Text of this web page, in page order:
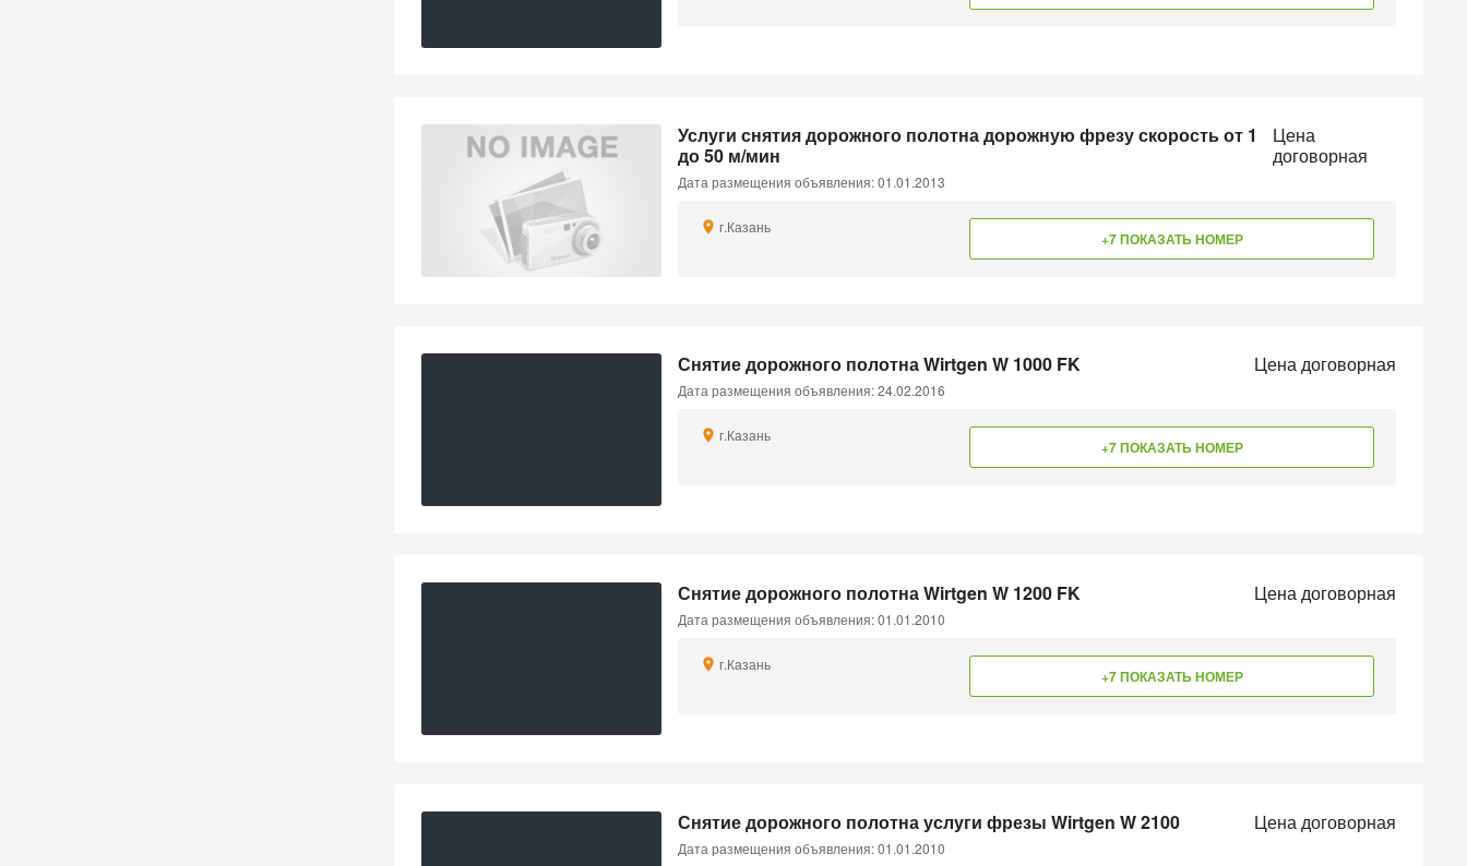
Услуги снятия дорожного полотна дорожную фрезу скорость от 1
до 50 м/мин
Цена
договорная
Дата размещения объявления: 01.01.2013
г.Казань
+7 ПОКАЗАТЬ НОМЕР
Снятие дорожного полотна Wirtgen W 1000 FK Цена договорная
Дата размещения объявления: 24.02.2016
г.Казань
+7 ПОКАЗАТЬ НОМЕР
Снятие дорожного полотна Wirtgen W 1200 FK Цена договорная
Дата размещения объявления: 01.01.2010
г.Казань
+7 ПОКАЗАТЬ НОМЕР
Снятие дорожного полотна услуги фрезы Wirtgen W 2100 Цена договорная
Дата размещения объявления: 01.01.2010